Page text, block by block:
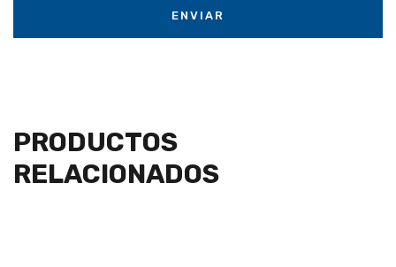
PRODUCTOS
RELACIONADOS